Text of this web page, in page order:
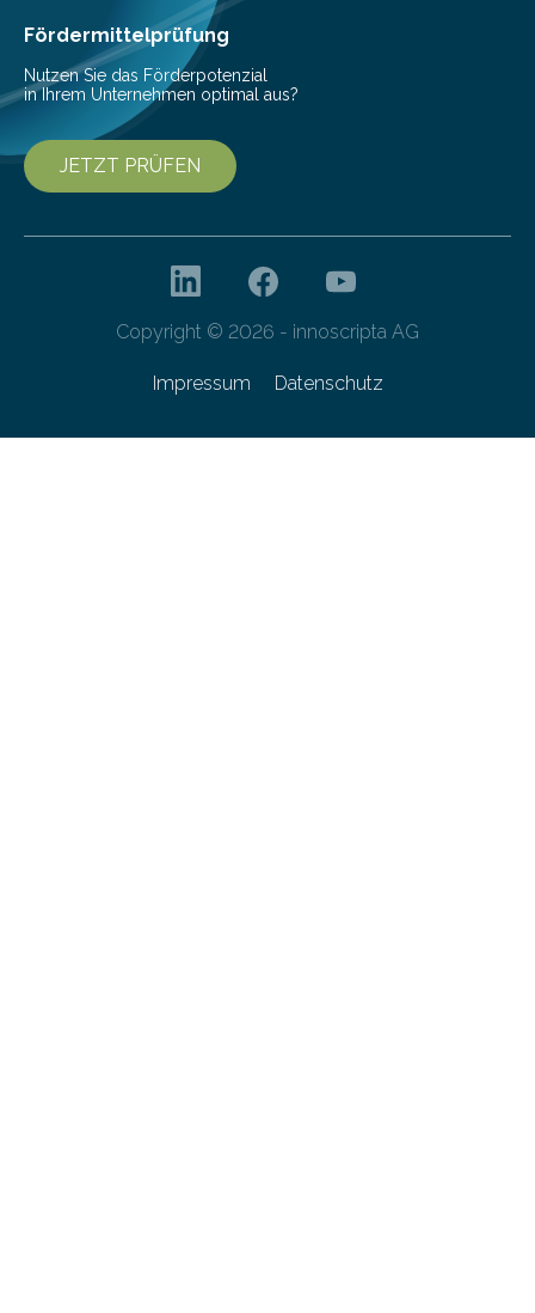
besser dämpft. Und das bei einer Gewichtseinsparung
von 20…
Fördermittelprüfung
Nutzen Sie das Förderpotenzial
in Ihrem Unternehmen optimal aus?
JETZT PRÜFEN
Copyright © 2026 - innoscripta AG
Impressum Datenschutz